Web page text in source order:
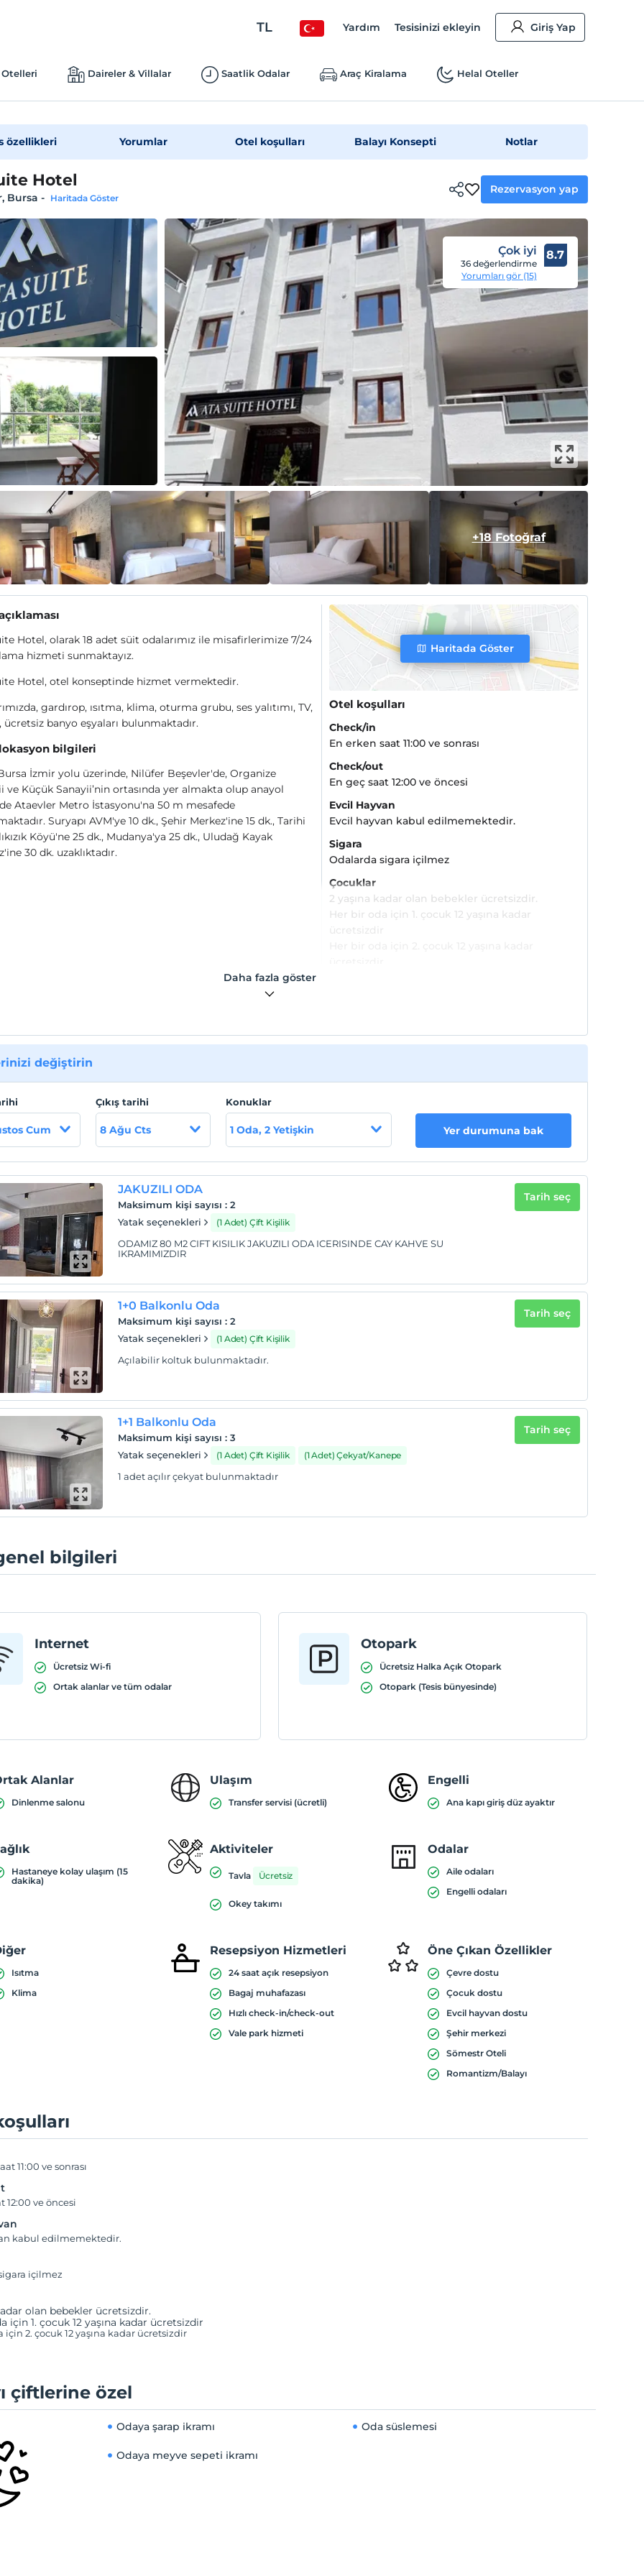
TL Yardım Tesisinizi ekleyin Giriş Yap
Daireler & Villalar Saatlik Odalar Araç Kiralama Helal Oteller
özellikleri Yorumlar Otel koşulları Balayı Konsepti Notlar
Hotel
Bursa - Haritada Göster
Rezervasyon yap
Çok iyi
36 değerlendirme
Yorumları gör (15)
8.7
+18 Fotoğraf
Hotel, olarak 18 adet süit odalarımız ile misafirlerimize 7/24
hizmeti sunmaktayız.
Hotel, otel konseptinde hizmet vermektedir.
gardırop, ısıtma, klima, oturma grubu, ses yalıtımı, TV,
ücretsiz banyo eşyaları bulunmaktadır.
bilgileri
İzmir yolu üzerinde, Nilüfer Beşevler'de, Organize
ve Küçük Sanayii’nin ortasında yer almakta olup anayol
Ataevler Metro İstasyonu'na 50 m mesafede
Suryapı AVM'ye 10 dk., Şehir Merkez'ine 15 dk., Tarihi
Köyü'ne 25 dk., Mudanya'ya 25 dk., Uludağ Kayak
30 dk. uzaklıktadır.
Haritada Göster
Otel koşulları
Check/in
En erken saat 11:00 ve sonrası
Check/out
En geç saat 12:00 ve öncesi
Evcil Hayvan
Evcil hayvan kabul edilmemektedir.
Sigara
Odalarda sigara içilmez
Çocuklar
2 yaşına kadar olan bebekler ücretsizdir.
Her bir oda için 1. çocuk 12 yaşına kadar
ücretsizdir
Daha fazla göster
değiştirin
Cum
Çıkış tarihi
8 Ağu Cts
Konuklar
1 Oda, 2 Yetişkin Yer durumuna bak
JAKUZILI ODA
Maksimum kişi sayısı :2
Yatak seçenekleri
(1 Adet) Çift Kişilik
ODAMIZ 80 M2 CIFT KISILIK JAKUZILI ODA ICERISINDE CAY KAHVE SU
IKRAMIMIZDIR
Tarih seç
1+0 Balkonlu Oda
Maksimum kişi sayısı :2
Yatak seçenekleri
(1 Adet) Çift Kişilik
Açılabilir koltuk bulunmaktadır.
Tarih seç
1+1 Balkonlu Oda
Maksimum kişi sayısı :3
Yatak seçenekleri
(1 Adet) Çift Kişilik (1 Adet) Çekyat/Kanepe
1 adet açılır çekyat bulunmaktadır
Tarih seç
bilgileri
Internet
Ücretsiz Wi-fi
Ortak alanlar ve tüm odalar
Otopark
Ücretsiz Halka Açık Otopark
Otopark (Tesis bünyesinde)
Alanlar
Dinlenme salonu
Ulaşım
Transfer servisi (ücretli)
Engelli
Ana kapı giriş düz ayaktır
Hastaneye kolay ulaşım (15
dakika)
Aktiviteler
Tavla Ücretsiz
Okey takımı
Odalar
Aile odaları
Engelli odaları
Isıtma
Klima
Resepsiyon Hizmetleri
24 saat açık resepsiyon
Bagaj muhafazası
Hızlı check-in/check-out
Vale park hizmeti
Öne Çıkan Özellikler
Çevre dostu
Çocuk dostu
Evcil hayvan dostu
Şehir merkezi
Sömestr Oteli
Romantizm/Balayı
11:00 ve sonrası
12:00 ve öncesi
kabul edilmemektedir.
içilmez
olan bebekler ücretsizdir.
için 1. çocuk 12 yaşına kadar ücretsizdir
için 2. çocuk 12 yaşına kadar ücretsizdir
çiftlerine özel
Odaya şarap ikramı Oda süslemesi
Odaya meyve sepeti ikramı